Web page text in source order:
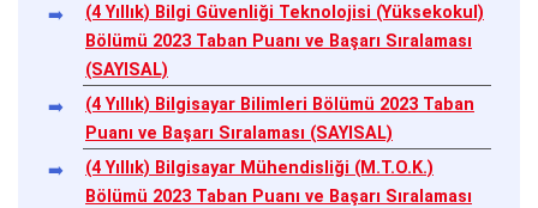
(4 Yıllık) Bilgi Güvenliği Teknolojisi (Yüksekokul)
Bölümü 2023 Taban Puanı ve Başarı Sıralaması
(SAYISAL)
(4 Yıllık) Bilgisayar Bilimleri Bölümü 2023 Taban
Puanı ve Başarı Sıralaması (SAYISAL)
(4 Yıllık) Bilgisayar Mühendisliği (M.T.O.K.)
Bölümü 2023 Taban Puanı ve Başarı Sıralaması